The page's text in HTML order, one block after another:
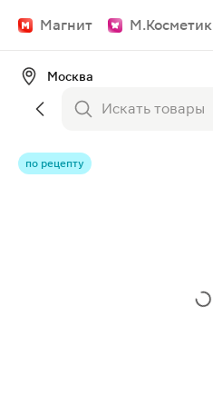
Магнит М.Косметик
Москва
по рецепту